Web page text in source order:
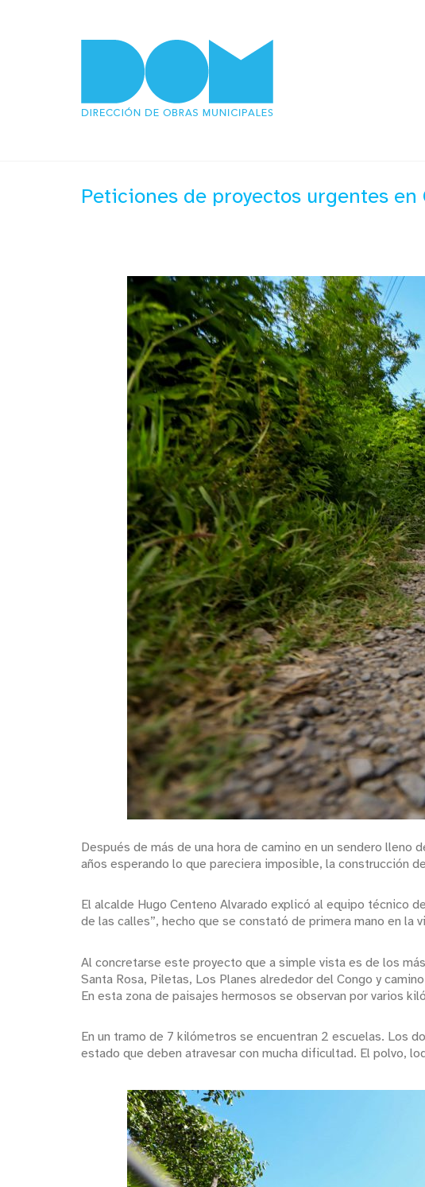
Peticiones de proyectos urgentes en
Después de más de una hora de camino en un sendero
años esperando lo que pareciera imposible, la construcción
El alcalde Hugo Centeno Alvarado explicó al equipo técnico
de las calles”, hecho que se constató de primera mano en la
Al concretarse este proyecto que a simple vista es de los
Santa Rosa, Piletas, Los Planes alrededor del Congo y
En esta zona de paisajes hermosos se observan por varios
En un tramo de 7 kilómetros se encuentran 2 escuelas. Los
estado que deben atravesar con mucha dificultad. El polvo,